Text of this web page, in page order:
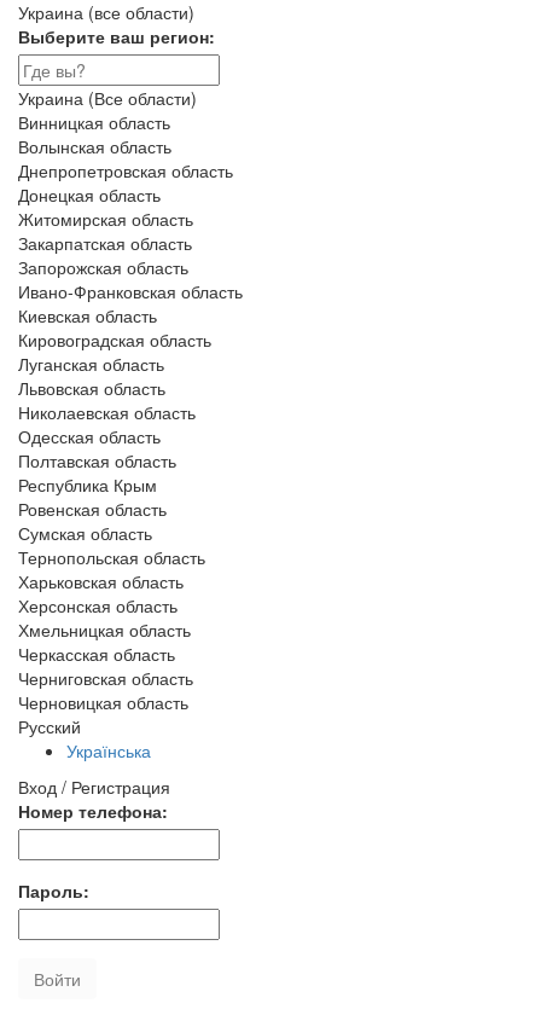
Украина (все области)
Выберите ваш регион:
Украина (Все области)
Винницкая область
Волынская область
Днепропетровская область
Донецкая область
Житомирская область
Закарпатская область
Запорожская область
Ивано-Франковская область
Киевская область
Кировоградская область
Луганская область
Львовская область
Николаевская область
Одесская область
Полтавская область
Республика Крым
Ровенская область
Сумская область
Тернопольская область
Харьковская область
Херсонская область
Хмельницкая область
Черкасская область
Черниговская область
Черновицкая область
Русский
Українська
Вход / Регистрация
Номер телефона:
Пароль:
Войти